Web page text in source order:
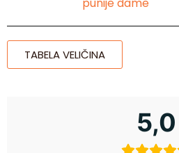
TABELA VELIČINA
5,0